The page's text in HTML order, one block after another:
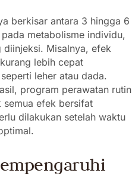
berkisar antara 3 hingga 6
metabolisme individu,
diinjeksi. Misalnya, efek
lebih cepat
leher atau dada.
program perawatan rutin
semua efek bersifat
dilakukan setelah waktu